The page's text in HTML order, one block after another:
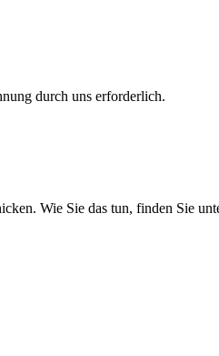
durch uns erforderlich.
Wie Sie das tun, finden Sie